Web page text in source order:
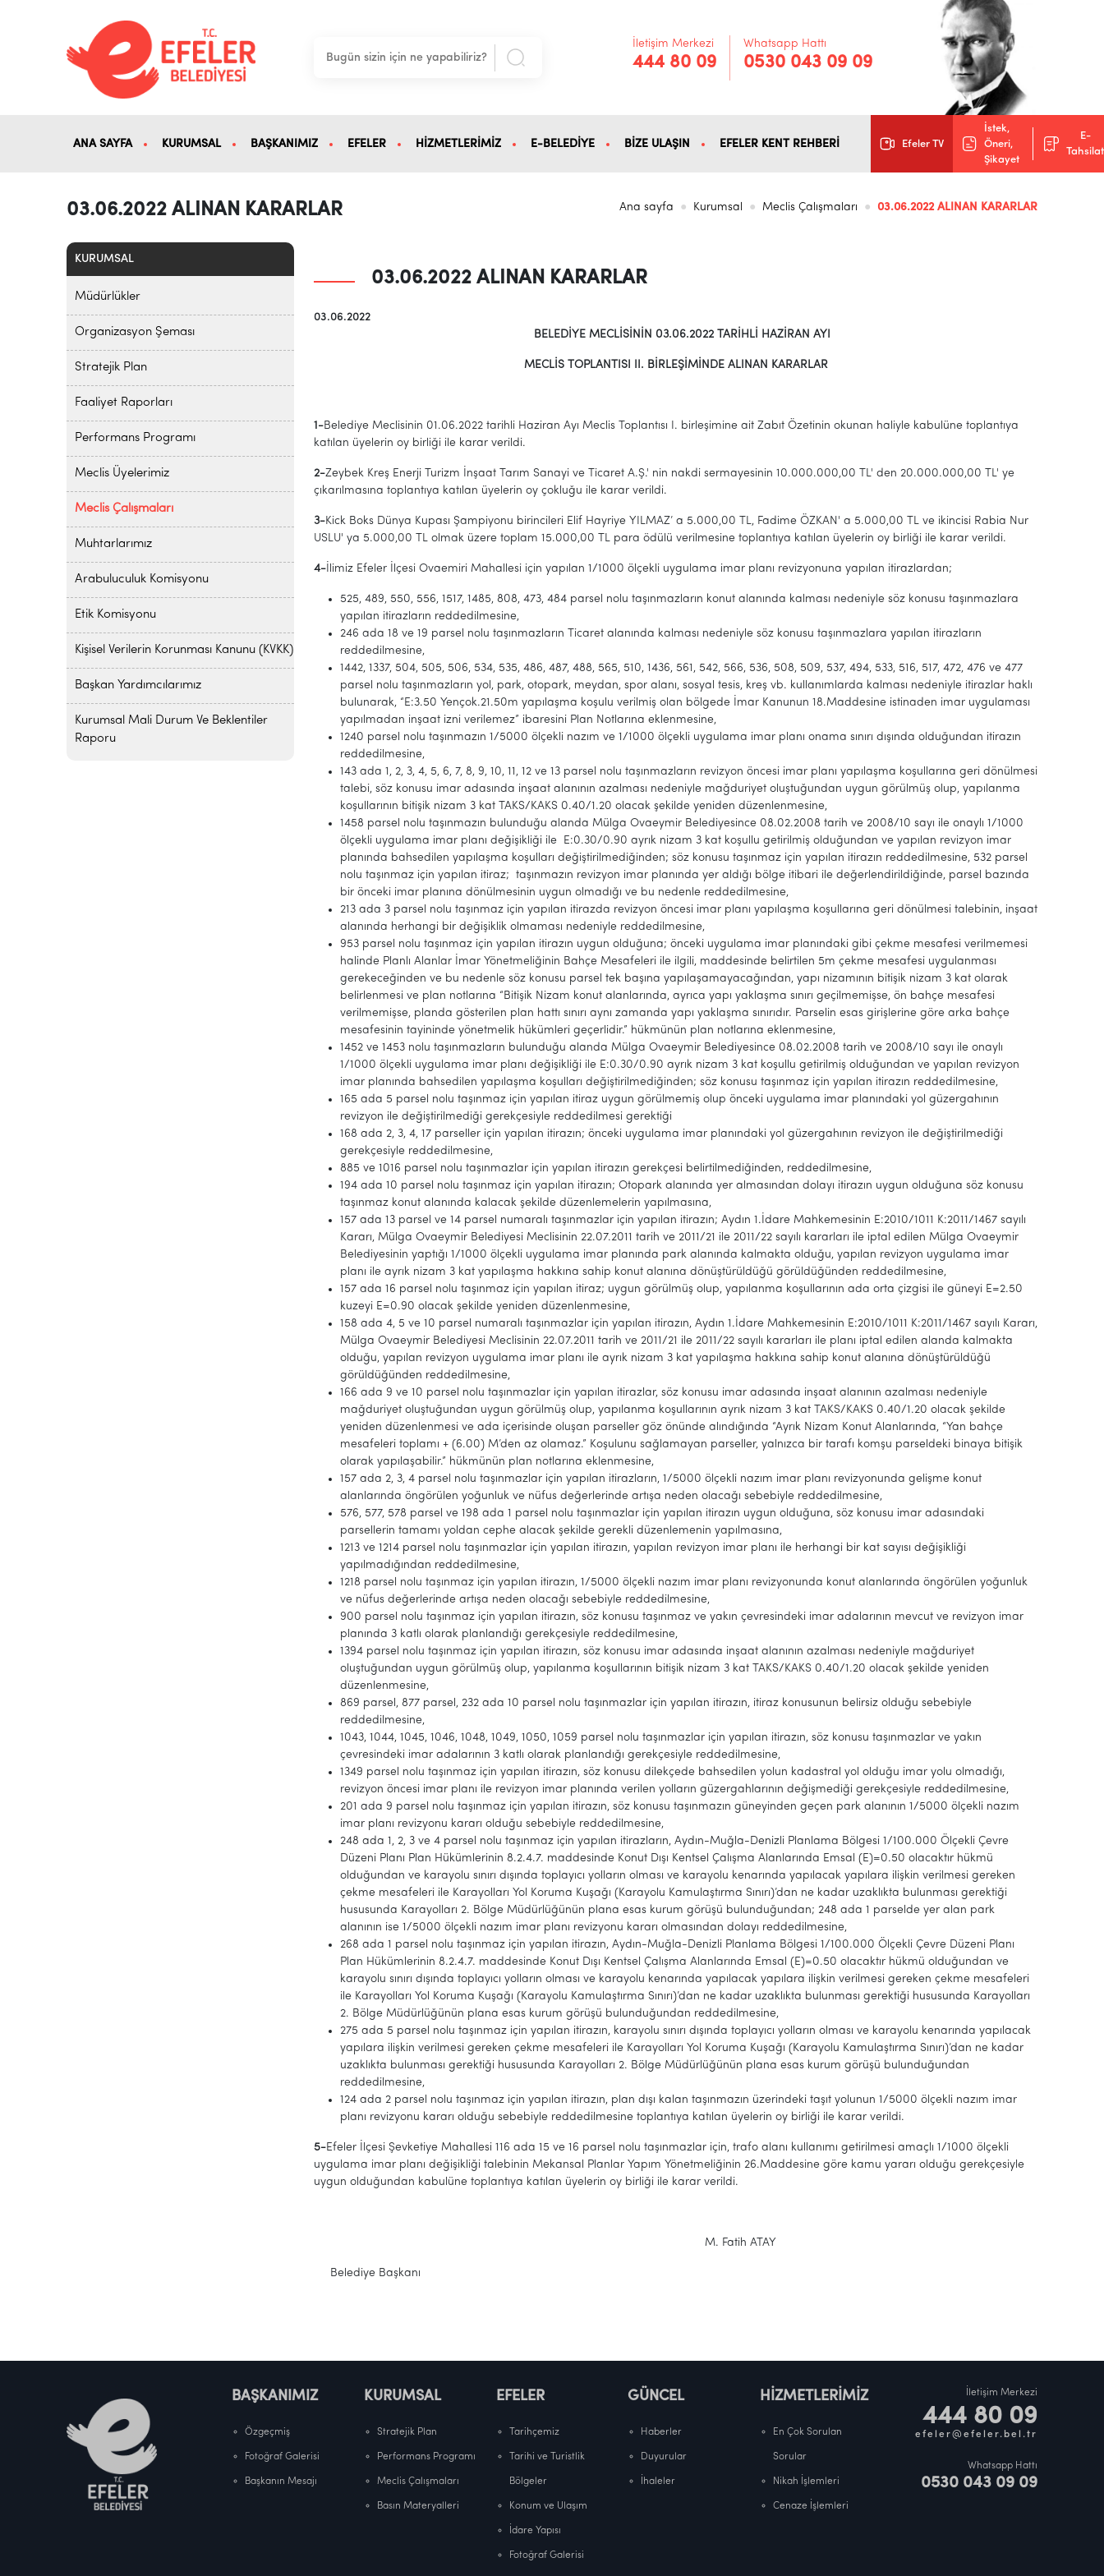
İletişim Merkezi
444 80 09
Whatsapp Hattı
0530 043 09 09
ANA SAYFA KURUMSAL BAŞKANIMIZ EFELER HİZMETLERİMİZ E-BELEDİYE BİZE ULAŞIN EFELER KENT REHBERİ Efeler TV
İstek,
Öneri,
Şikayet
E-
Tahsilat
03.06.2022 ALINAN KARARLAR Ana sayfa Kurumsal Meclis Çalışmaları 03.06.2022 ALINAN KARARLAR
KURUMSAL
Müdürlükler
Organizasyon Şeması
Stratejik Plan
Faaliyet Raporları
Performans Programı
Meclis Üyelerimiz
Meclis Çalışmaları
Muhtarlarımız
Arabuluculuk Komisyonu
Etik Komisyonu
Kişisel Verilerin Korunması Kanunu (KVKK)
Başkan Yardımcılarımız
Kurumsal Mali Durum Ve Beklentiler
Raporu
03.06.2022 ALINAN KARARLAR
03.06.2022
BELEDİYE MECLİSİNİN 03.06.2022 TARİHLİ HAZİRAN AYI
MECLİS TOPLANTISI II. BİRLEŞİMİNDE ALINAN KARARLAR
1-Belediye Meclisinin 01.06.2022 tarihli Haziran Ayı Meclis Toplantısı I. birleşimine ait Zabıt Özetinin okunan haliyle kabulüne toplantıya
katılan üyelerin oy birliği ile karar verildi.
2-Zeybek Kreş Enerji Turizm İnşaat Tarım Sanayi ve Ticaret A.Ş.' nin nakdi sermayesinin 10.000.000,00 TL' den 20.000.000,00 TL' ye
çıkarılmasına toplantıya katılan üyelerin oy çokluğu ile karar verildi.
3-Kick Boks Dünya Kupası Şampiyonu birincileri Elif Hayriye YILMAZ’ a 5.000,00 TL, Fadime ÖZKAN' a 5.000,00 TL ve ikincisi Rabia Nur
USLU' ya 5.000,00 TL olmak üzere toplam 15.000,00 TL para ödülü verilmesine toplantıya katılan üyelerin oy birliği ile karar verildi.
4-İlimiz Efeler İlçesi Ovaemiri Mahallesi için yapılan 1/1000 ölçekli uygulama imar planı revizyonuna yapılan itirazlardan;
525, 489, 550, 556, 1517, 1485, 808, 473, 484 parsel nolu taşınmazların konut alanında kalması nedeniyle söz konusu taşınmazlara
yapılan itirazların reddedilmesine,
246 ada 18 ve 19 parsel nolu taşınmazların Ticaret alanında kalması nedeniyle söz konusu taşınmazlara yapılan itirazların
reddedilmesine,
1442, 1337, 504, 505, 506, 534, 535, 486, 487, 488, 565, 510, 1436, 561, 542, 566, 536, 508, 509, 537, 494, 533, 516, 517, 472, 476 ve 477
parsel nolu taşınmazların yol, park, otopark, meydan, spor alanı, sosyal tesis, kreş vb. kullanımlarda kalması nedeniyle itirazlar haklı
bulunarak, “E:3.50 Yençok.21.50m yapılaşma koşulu verilmiş olan bölgede İmar Kanunun 18.Maddesine istinaden imar uygulaması
yapılmadan inşaat izni verilemez” ibaresini Plan Notlarına eklenmesine,
1240 parsel nolu taşınmazın 1/5000 ölçekli nazım ve 1/1000 ölçekli uygulama imar planı onama sınırı dışında olduğundan itirazın
reddedilmesine,
143 ada 1, 2, 3, 4, 5, 6, 7, 8, 9, 10, 11, 12 ve 13 parsel nolu taşınmazların revizyon öncesi imar planı yapılaşma koşullarına geri dönülmesi
talebi, söz konusu imar adasında inşaat alanının azalması nedeniyle mağduriyet oluştuğundan uygun görülmüş olup, yapılanma
koşullarının bitişik nizam 3 kat TAKS/KAKS 0.40/1.20 olacak şekilde yeniden düzenlenmesine,
1458 parsel nolu taşınmazın bulunduğu alanda Mülga Ovaeymir Belediyesince 08.02.2008 tarih ve 2008/10 sayı ile onaylı 1/1000
ölçekli uygulama imar planı değişikliği ile E:0.30/0.90 ayrık nizam 3 kat koşullu getirilmiş olduğundan ve yapılan revizyon imar
planında bahsedilen yapılaşma koşulları değiştirilmediğinden; söz konusu taşınmaz için yapılan itirazın reddedilmesine, 532 parsel
nolu taşınmaz için yapılan itiraz; taşınmazın revizyon imar planında yer aldığı bölge itibari ile değerlendirildiğinde, parsel bazında
bir önceki imar planına dönülmesinin uygun olmadığı ve bu nedenle reddedilmesine,
213 ada 3 parsel nolu taşınmaz için yapılan itirazda revizyon öncesi imar planı yapılaşma koşullarına geri dönülmesi talebinin, inşaat
alanında herhangi bir değişiklik olmaması nedeniyle reddedilmesine,
953 parsel nolu taşınmaz için yapılan itirazın uygun olduğuna; önceki uygulama imar planındaki gibi çekme mesafesi verilmemesi
halinde Planlı Alanlar İmar Yönetmeliğinin Bahçe Mesafeleri ile ilgili, maddesinde belirtilen 5m çekme mesafesi uygulanması
gerekeceğinden ve bu nedenle söz konusu parsel tek başına yapılaşamayacağından, yapı nizamının bitişik nizam 3 kat olarak
belirlenmesi ve plan notlarına “Bitişik Nizam konut alanlarında, ayrıca yapı yaklaşma sınırı geçilmemişse, ön bahçe mesafesi
verilmemişse, planda gösterilen plan hattı sınırı aynı zamanda yapı yaklaşma sınırıdır. Parselin esas girişlerine göre arka bahçe
mesafesinin tayininde yönetmelik hükümleri geçerlidir.” hükmünün plan notlarına eklenmesine,
1452 ve 1453 nolu taşınmazların bulunduğu alanda Mülga Ovaeymir Belediyesince 08.02.2008 tarih ve 2008/10 sayı ile onaylı
1/1000 ölçekli uygulama imar planı değişikliği ile E:0.30/0.90 ayrık nizam 3 kat koşullu getirilmiş olduğundan ve yapılan revizyon
imar planında bahsedilen yapılaşma koşulları değiştirilmediğinden; söz konusu taşınmaz için yapılan itirazın reddedilmesine,
165 ada 5 parsel nolu taşınmaz için yapılan itiraz uygun görülmemiş olup önceki uygulama imar planındaki yol güzergahının
revizyon ile değiştirilmediği gerekçesiyle reddedilmesi gerektiği
168 ada 2, 3, 4, 17 parseller için yapılan itirazın; önceki uygulama imar planındaki yol güzergahının revizyon ile değiştirilmediği
gerekçesiyle reddedilmesine,
885 ve 1016 parsel nolu taşınmazlar için yapılan itirazın gerekçesi belirtilmediğinden, reddedilmesine,
194 ada 10 parsel nolu taşınmaz için yapılan itirazın; Otopark alanında yer almasından dolayı itirazın uygun olduğuna söz konusu
taşınmaz konut alanında kalacak şekilde düzenlemelerin yapılmasına,
157 ada 13 parsel ve 14 parsel numaralı taşınmazlar için yapılan itirazın; Aydın 1.İdare Mahkemesinin E:2010/1011 K:2011/1467 sayılı
Kararı, Mülga Ovaeymir Belediyesi Meclisinin 22.07.2011 tarih ve 2011/21 ile 2011/22 sayılı kararları ile iptal edilen Mülga Ovaeymir
Belediyesinin yaptığı 1/1000 ölçekli uygulama imar planında park alanında kalmakta olduğu, yapılan revizyon uygulama imar
planı ile ayrık nizam 3 kat yapılaşma hakkına sahip konut alanına dönüştürüldüğü görüldüğünden reddedilmesine,
157 ada 16 parsel nolu taşınmaz için yapılan itiraz; uygun görülmüş olup, yapılanma koşullarının ada orta çizgisi ile güneyi E=2.50
kuzeyi E=0.90 olacak şekilde yeniden düzenlenmesine,
158 ada 4, 5 ve 10 parsel numaralı taşınmazlar için yapılan itirazın, Aydın 1.İdare Mahkemesinin E:2010/1011 K:2011/1467 sayılı Kararı,
Mülga Ovaeymir Belediyesi Meclisinin 22.07.2011 tarih ve 2011/21 ile 2011/22 sayılı kararları ile planı iptal edilen alanda kalmakta
olduğu, yapılan revizyon uygulama imar planı ile ayrık nizam 3 kat yapılaşma hakkına sahip konut alanına dönüştürüldüğü
görüldüğünden reddedilmesine,
166 ada 9 ve 10 parsel nolu taşınmazlar için yapılan itirazlar, söz konusu imar adasında inşaat alanının azalması nedeniyle
mağduriyet oluştuğundan uygun görülmüş olup, yapılanma koşullarının ayrık nizam 3 kat TAKS/KAKS 0.40/1.20 olacak şekilde
yeniden düzenlenmesi ve ada içerisinde oluşan parseller göz önünde alındığında “Ayrık Nizam Konut Alanlarında, “Yan bahçe
mesafeleri toplamı + (6.00) M’den az olamaz.” Koşulunu sağlamayan parseller, yalnızca bir tarafı komşu parseldeki binaya bitişik
olarak yapılaşabilir.” hükmünün plan notlarına eklenmesine,
157 ada 2, 3, 4 parsel nolu taşınmazlar için yapılan itirazların, 1/5000 ölçekli nazım imar planı revizyonunda gelişme konut
alanlarında öngörülen yoğunluk ve nüfus değerlerinde artışa neden olacağı sebebiyle reddedilmesine,
576, 577, 578 parsel ve 198 ada 1 parsel nolu taşınmazlar için yapılan itirazın uygun olduğuna, söz konusu imar adasındaki
parsellerin tamamı yoldan cephe alacak şekilde gerekli düzenlemenin yapılmasına,
1213 ve 1214 parsel nolu taşınmazlar için yapılan itirazın, yapılan revizyon imar planı ile herhangi bir kat sayısı değişikliği
yapılmadığından reddedilmesine,
1218 parsel nolu taşınmaz için yapılan itirazın, 1/5000 ölçekli nazım imar planı revizyonunda konut alanlarında öngörülen yoğunluk
ve nüfus değerlerinde artışa neden olacağı sebebiyle reddedilmesine,
900 parsel nolu taşınmaz için yapılan itirazın, söz konusu taşınmaz ve yakın çevresindeki imar adalarının mevcut ve revizyon imar
planında 3 katlı olarak planlandığı gerekçesiyle reddedilmesine,
1394 parsel nolu taşınmaz için yapılan itirazın, söz konusu imar adasında inşaat alanının azalması nedeniyle mağduriyet
oluştuğundan uygun görülmüş olup, yapılanma koşullarının bitişik nizam 3 kat TAKS/KAKS 0.40/1.20 olacak şekilde yeniden
düzenlenmesine,
869 parsel, 877 parsel, 232 ada 10 parsel nolu taşınmazlar için yapılan itirazın, itiraz konusunun belirsiz olduğu sebebiyle
reddedilmesine,
1043, 1044, 1045, 1046, 1048, 1049, 1050, 1059 parsel nolu taşınmazlar için yapılan itirazın, söz konusu taşınmazlar ve yakın
çevresindeki imar adalarının 3 katlı olarak planlandığı gerekçesiyle reddedilmesine,
1349 parsel nolu taşınmaz için yapılan itirazın, söz konusu dilekçede bahsedilen yolun kadastral yol olduğu imar yolu olmadığı,
revizyon öncesi imar planı ile revizyon imar planında verilen yolların güzergahlarının değişmediği gerekçesiyle reddedilmesine,
201 ada 9 parsel nolu taşınmaz için yapılan itirazın, söz konusu taşınmazın güneyinden geçen park alanının 1/5000 ölçekli nazım
imar planı revizyonu kararı olduğu sebebiyle reddedilmesine,
248 ada 1, 2, 3 ve 4 parsel nolu taşınmaz için yapılan itirazların, Aydın-Muğla-Denizli Planlama Bölgesi 1/100.000 Ölçekli Çevre
Düzeni Planı Plan Hükümlerinin 8.2.4.7. maddesinde Konut Dışı Kentsel Çalışma Alanlarında Emsal (E)=0.50 olacaktır hükmü
olduğundan ve karayolu sınırı dışında toplayıcı yolların olması ve karayolu kenarında yapılacak yapılara ilişkin verilmesi gereken
çekme mesafeleri ile Karayolları Yol Koruma Kuşağı (Karayolu Kamulaştırma Sınırı)’dan ne kadar uzaklıkta bulunması gerektiği
hususunda Karayolları 2. Bölge Müdürlüğünün plana esas kurum görüşü bulunduğundan; 248 ada 1 parselde yer alan park
alanının ise 1/5000 ölçekli nazım imar planı revizyonu kararı olmasından dolayı reddedilmesine,
268 ada 1 parsel nolu taşınmaz için yapılan itirazın, Aydın-Muğla-Denizli Planlama Bölgesi 1/100.000 Ölçekli Çevre Düzeni Planı
Plan Hükümlerinin 8.2.4.7. maddesinde Konut Dışı Kentsel Çalışma Alanlarında Emsal (E)=0.50 olacaktır hükmü olduğundan ve
karayolu sınırı dışında toplayıcı yolların olması ve karayolu kenarında yapılacak yapılara ilişkin verilmesi gereken çekme mesafeleri
ile Karayolları Yol Koruma Kuşağı (Karayolu Kamulaştırma Sınırı)’dan ne kadar uzaklıkta bulunması gerektiği hususunda Karayolları
2. Bölge Müdürlüğünün plana esas kurum görüşü bulunduğundan reddedilmesine,
275 ada 5 parsel nolu taşınmaz için yapılan itirazın, karayolu sınırı dışında toplayıcı yolların olması ve karayolu kenarında yapılacak
yapılara ilişkin verilmesi gereken çekme mesafeleri ile Karayolları Yol Koruma Kuşağı (Karayolu Kamulaştırma Sınırı)’dan ne kadar
uzaklıkta bulunması gerektiği hususunda Karayolları 2. Bölge Müdürlüğünün plana esas kurum görüşü bulunduğundan
reddedilmesine,
124 ada 2 parsel nolu taşınmaz için yapılan itirazın, plan dışı kalan taşınmazın üzerindeki taşıt yolunun 1/5000 ölçekli nazım imar
planı revizyonu kararı olduğu sebebiyle reddedilmesine toplantıya katılan üyelerin oy birliği ile karar verildi.
5-Efeler İlçesi Şevketiye Mahallesi 116 ada 15 ve 16 parsel nolu taşınmazlar için, trafo alanı kullanımı getirilmesi amaçlı 1/1000 ölçekli
uygulama imar planı değişikliği talebinin Mekansal Planlar Yapım Yönetmeliğinin 26.Maddesine göre kamu yararı olduğu gerekçesiyle
uygun olduğundan kabulüne toplantıya katılan üyelerin oy birliği ile karar verildi.
M. Fatih ATAY
Belediye Başkanı
BAŞKANIMIZ
Özgeçmiş
Fotoğraf Galerisi
Başkanın Mesajı
KURUMSAL
Stratejik Plan
Performans Programı
Meclis Çalışmaları
Basın Materyalleri
EFELER
Tarihçemiz
Tarihi ve Turistlik
Bölgeler
Konum ve Ulaşım
İdare Yapısı
Fotoğraf Galerisi
GÜNCEL
Haberler
Duyurular
İhaleler
HİZMETLERİMİZ
En Çok Sorulan
Sorular
Nikah İşlemleri
Cenaze İşlemleri
İletişim Merkezi
444 80 09
efeler@efeler.bel.tr
Whatsapp Hattı
0530 043 09 09